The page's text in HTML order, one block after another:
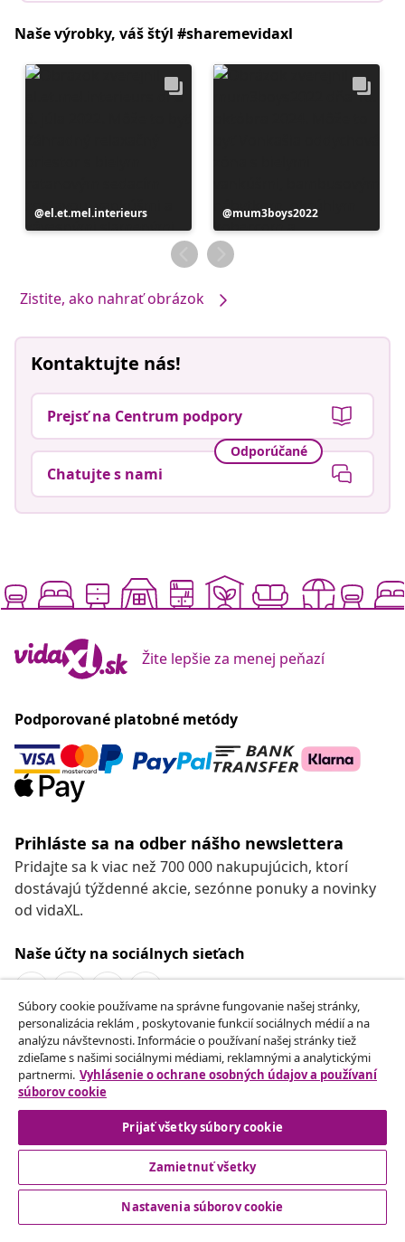
Naše výrobky, váš štýl #sharemevidaxl
Príspevok
zverejnil
el.et.mel.interieurs
Príspevok
zverejnil
mum3boys2022
Zistite, ako nahrať obrázok
Kontaktujte nás!
Prejsť na Centrum podpory
Odporúčané
Chatujte s nami
Žite lepšie za menej peňazí
Podporované platobné metódy
Prihláste sa na odber nášho newslettera
Pridajte sa k viac než 700 000 nakupujúcich, ktorí
dostávajú týždenné akcie, sezónne ponuky a novinky
od vidaXL.
Naše účty na sociálnych sieťach
Odstúpenie od zmluvy
Odošlite žiadosť o odstúpenie od vašej objednávky.
Odstúpenie od zmluvy
Zákaznícky Servis
Súbory cookie používame na správne fungovanie našej stránky,
personalizácia reklám , poskytovanie funkcií sociálnych médií a na
analýzu návštevnosti. Informácie o používaní našej stránky tiež
zdieľame s našimi sociálnymi médiami, reklamnými a analytickými
partnermi. Vyhlásenie o ochrane osobných údajov a používaní
súborov cookie
Prijať všetky súbory cookie
Zamietnuť všetky
Nastavenia súborov cookie